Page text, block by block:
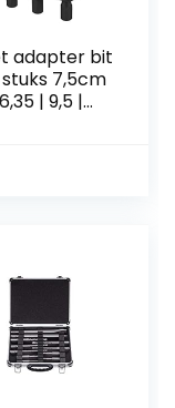
adapter bit
7,5cm
| 9,5 |
set,